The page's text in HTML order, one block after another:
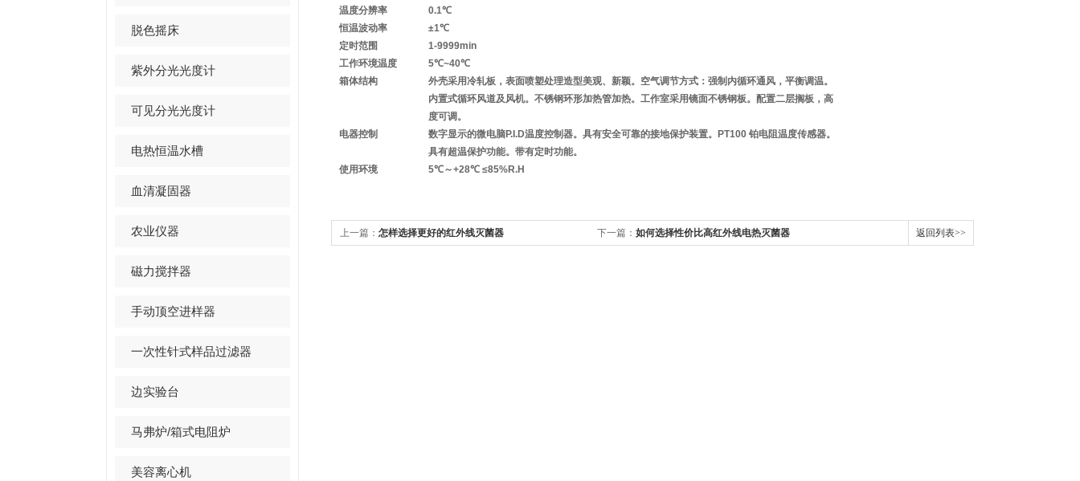
脱色摇床
紫外分光光度计
可见分光光度计
电热恒温水槽
血清凝固器
农业仪器
磁力搅拌器
手动顶空进样器
一次性针式样品过滤器
边实验台
马弗炉/箱式电阻炉
美容离心机
温度分辨率
0.1℃
恒温波动率
±1℃
定时范围
1-9999min
工作环境温度
5℃~40℃
箱体结构
外壳采用冷轧板，表面喷塑处理造型美观、新颖。 空气调节方式：强制内循环通风，平衡调温。
内置式循环风道及风机。 不锈钢环形加热管加热。 工作室采用镜面不锈钢板。 配置二层搁板，高
度可调。
电器控制
数字显示的微电脑P.I.D温度控制器。 具有安全可靠的接地保护装置。 PT100 铂电阻温度传感器。
具有超温保护功能。 带有定时功能。
使用环境
5℃～+28℃ ≤85%R.H
上一篇： 怎样选择更好的红外线灭菌器 下一篇： 如何选择性价比高红外线电热灭菌器 返回列表>>